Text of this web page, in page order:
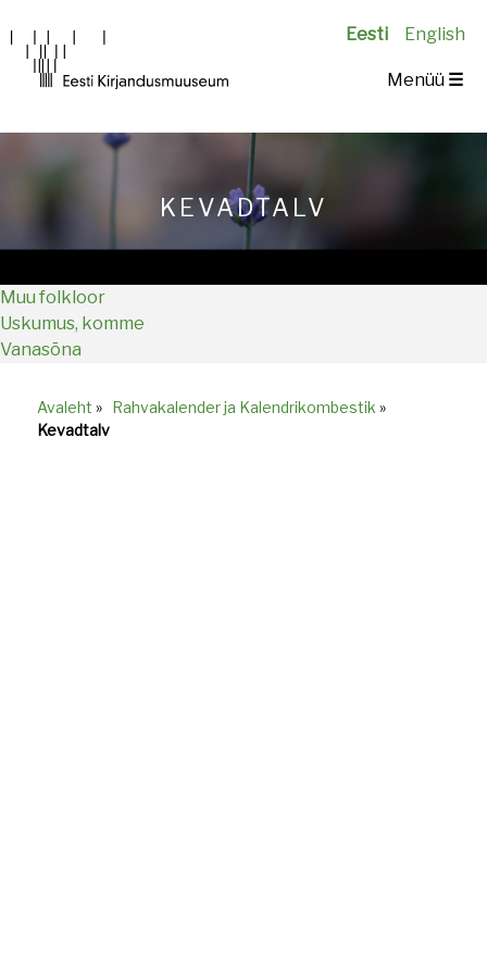
Eesti English
Main
Menüü ☰
KEVADTALV
Muu folkloor
Uskumus, komme
Vanasõna
Breadcrumb
Avaleht » Rahvakalender ja Kalendrikombestik »
Kevadtalv